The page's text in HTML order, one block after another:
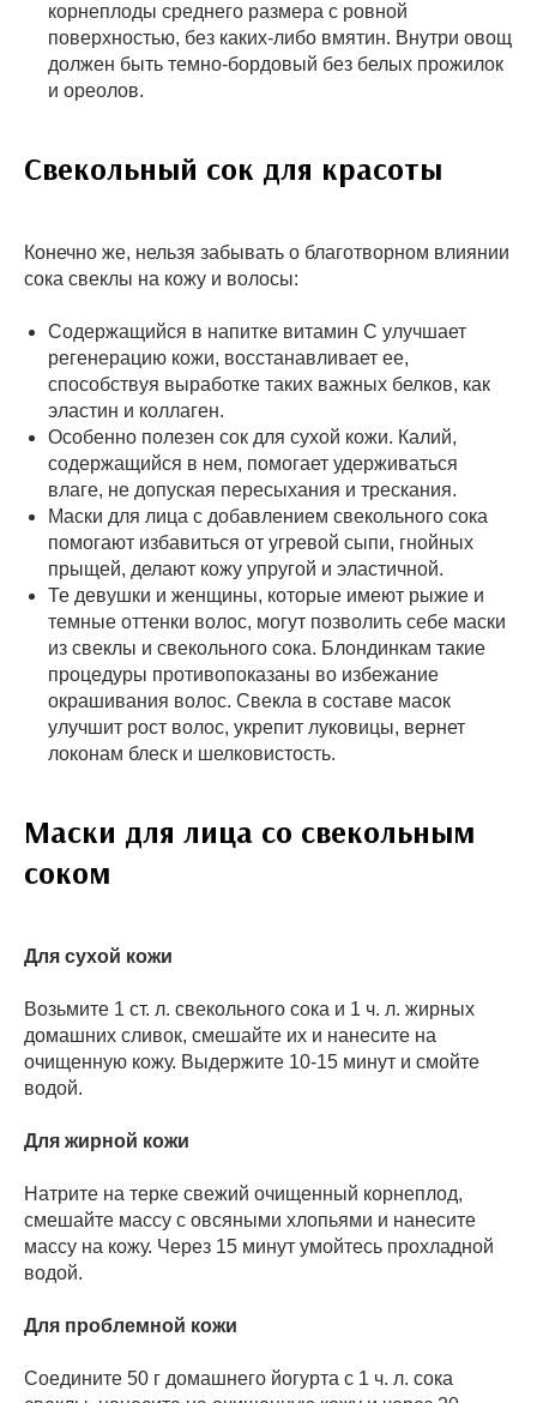
корнеплоды среднего размера с ровной
поверхностью, без каких-либо вмятин. Внутри овощ
должен быть темно-бордовый без белых прожилок
и ореолов.
Свекольный сок для красоты
Конечно же, нельзя забывать о благотворном влиянии
сока свеклы на кожу и волосы:
Содержащийся в напитке витамин С улучшает
регенерацию кожи, восстанавливает ее,
способствуя выработке таких важных белков, как
эластин и коллаген.
Особенно полезен сок для сухой кожи. Калий,
содержащийся в нем, помогает удерживаться
влаге, не допуская пересыхания и трескания.
Маски для лица с добавлением свекольного сока
помогают избавиться от угревой сыпи, гнойных
прыщей, делают кожу упругой и эластичной.
Те девушки и женщины, которые имеют рыжие и
темные оттенки волос, могут позволить себе маски
из свеклы и свекольного сока. Блондинкам такие
процедуры противопоказаны во избежание
окрашивания волос. Свекла в составе масок
улучшит рост волос, укрепит луковицы, вернет
локонам блеск и шелковистость.
Маски для лица со свекольным
соком
Для сухой кожи
Возьмите 1 ст. л. свекольного сока и 1 ч. л. жирных
домашних сливок, смешайте их и нанесите на
очищенную кожу. Выдержите 10-15 минут и смойте
водой.
Для жирной кожи
Натрите на терке свежий очищенный корнеплод,
смешайте массу с овсяными хлопьями и нанесите
массу на кожу. Через 15 минут умойтесь прохладной
водой.
Для проблемной кожи
Соедините 50 г домашнего йогурта с 1 ч. л. сока